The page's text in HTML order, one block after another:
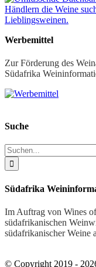
Werbemittel
Zur Förderung des
Südafrika
Suche
Suche
nach:
Südafrika
Im Auftrag von Wines
südafrikanischen
südafrikanischer Weine
© Copyright 2019 -